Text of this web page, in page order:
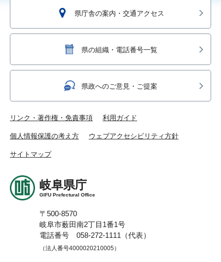
県庁舎の案内・交通アクセス
県の組織・電話番号一覧
県政へのご意見・ご提案
リンク・著作権・免責事項 利用ガイド
個人情報保護の考え方 ウェブアクセシビリティ方針
サイトマップ
岐阜県庁
GIFU Prefectural Office
〒500-8570
岐阜市薮田南2丁目1番1号
電話番号 058-272-1111（代表）
（法人番号4000020210005）